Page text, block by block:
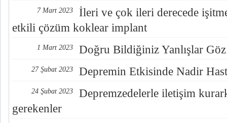
7 Mart 2023
İleri ve çok ileri derecede
etkili çözüm koklear implant
1 Mart 2023 Doğru Bildiğiniz Yanlışlar Göz
27 Şubat 2023 Depremin Etkisinde Nadir
24 Şubat 2023
Depremzedelerle iletişim
gerekenler